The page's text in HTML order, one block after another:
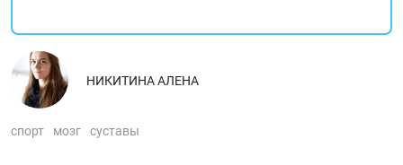
НИКИТИНА АЛЕНА
спорт мозг суставы